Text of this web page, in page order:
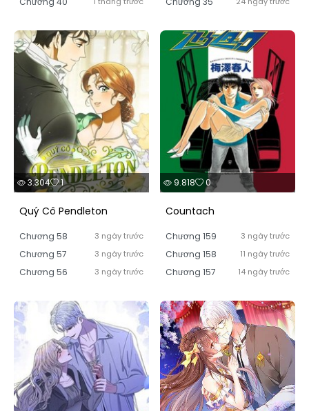
3.304 1
Quý Cô Pendleton
Chương 58 3 ngày trước
Chương 57 3 ngày trước
Chương 56 3 ngày trước
9.818 0
Countach
Chương 159 3 ngày trước
Chương 158 11 ngày trước
Chương 157 14 ngày trước